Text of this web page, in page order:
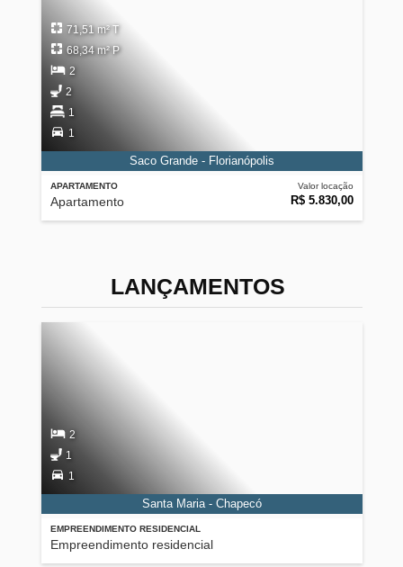
APARTAMENTO
Apartamento
Valor locação
R$ 5.830,00
71,51 m² T
68,34 m² P
2
2
1
1
Saco Grande - Florianópolis
LANÇAMENTOS
EMPREENDIMENTO RESIDENCIAL
Empreendimento residencial
2
1
1
Santa Maria - Chapecó